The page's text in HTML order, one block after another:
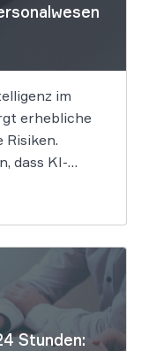
im
erhebliche
dass KI-
rassistisch
digitalen
massive
Stunden: